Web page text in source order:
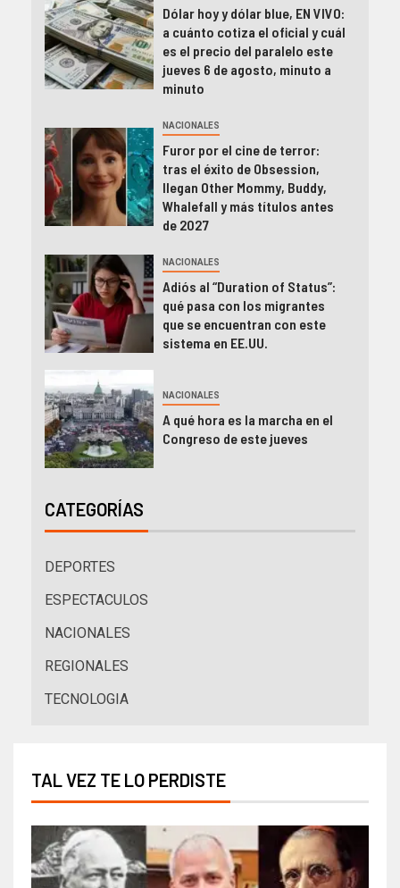
Dólar hoy y dólar blue, EN VIVO:
a cuánto cotiza el oficial y cuál
es el precio del paralelo este
jueves 6 de agosto, minuto a
minuto
NACIONALES
Furor por el cine de terror:
tras el éxito de Obsession,
llegan Other Mommy, Buddy,
Whalefall y más títulos antes
de 2027
NACIONALES
Adiós al “Duration of Status”:
qué pasa con los migrantes
que se encuentran con este
sistema en EE.UU.
NACIONALES
A qué hora es la marcha en el
Congreso de este jueves
CATEGORÍAS
DEPORTES
ESPECTACULOS
NACIONALES
REGIONALES
TECNOLOGIA
TAL VEZ TE LO PERDISTE